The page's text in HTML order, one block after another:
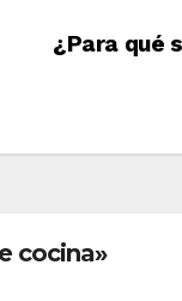
¿Para qué
cocina»